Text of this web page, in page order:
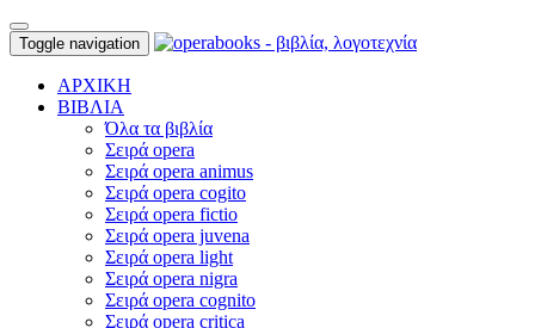
Toggle navigation
ΑΡΧΙΚΗ
ΒΙΒΛΙΑ
Όλα τα βιβλία
Σειρά opera
Σειρά opera animus
Σειρά opera cogito
Σειρά opera fictio
Σειρά opera juvena
Σειρά opera light
Σειρά opera nigra
Σειρά opera cognito
Σειρά opera critica